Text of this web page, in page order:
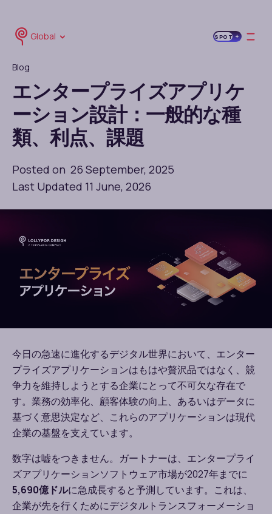
Global SPOT
Blog
エンタープライズアプリケ
ーション設計：一般的な種
類、利点、課題
Posted on 26 September, 2025
Last Updated 11 June, 2026
今日の急速に進化するデジタル世界において、エンター
プライズアプリケーションはもはや贅沢品ではなく、競
争力を維持しようとする企業にとって不可欠な存在で
す。業務の効率化、顧客体験の向上、あるいはデータに
基づく意思決定など、これらのアプリケーションは現代
企業の基盤を支えています。
数字は嘘をつきません。ガートナーは、エンタープライ
ズアプリケーションソフトウェア市場が2027年までに
5,690億ドルに急成長すると予測しています。これは、
企業が先を行くためにデジタルトランスフォーメーショ